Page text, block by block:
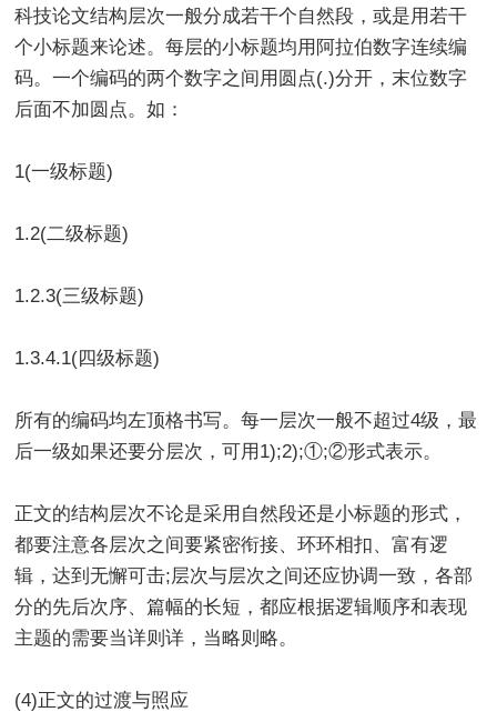
科技论文结构层次一般分成若干个自然段，或是用若干
个小标题来论述。每层的小标题均用阿拉伯数字连续编
码。一个编码的两个数字之间用圆点(.)分开，末位数字
后面不加圆点。如：
1(一级标题)
1.2(二级标题)
1.2.3(三级标题)
1.3.4.1(四级标题)
所有的编码均左顶格书写。每一层次一般不超过4级，最
后一级如果还要分层次，可用1);2);①;②形式表示。
正文的结构层次不论是采用自然段还是小标题的形式，
都要注意各层次之间要紧密衔接、环环相扣、富有逻
辑，达到无懈可击;层次与层次之间还应协调一致，各部
分的先后次序、篇幅的长短，都应根据逻辑顺序和表现
主题的需要当详则详，当略则略。
(4)正文的过渡与照应